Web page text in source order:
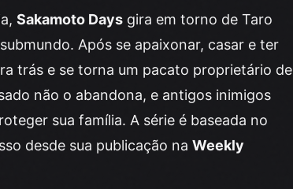
Sakamoto Days gira em torno de Taro
Após se apaixonar, casar e ter
trás e se torna um pacato proprietário de
não o abandona, e antigos inimigos
sua família. A série é baseada no
desde sua publicação na Weekly